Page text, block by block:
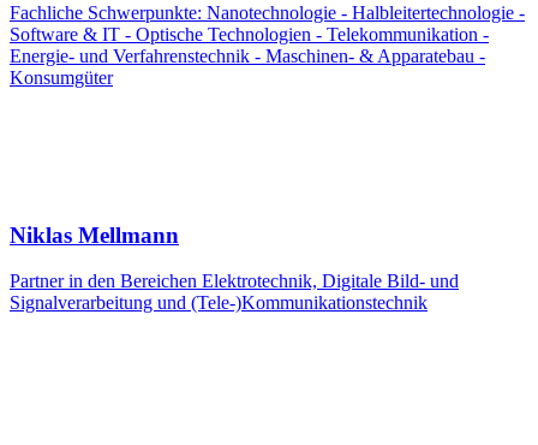
Fachliche Schwerpunkte: Nanotechnologie - Halbleitertechnologie -
Software & IT - Optische Technologien - Telekommunikation -
Energie- und Verfahrenstechnik - Maschinen- & Apparatebau -
Konsumgüter
Niklas Mellmann
Partner in den Bereichen Elektrotechnik, Digitale Bild- und
Signalverarbeitung und (Tele-)Kommunikationstechnik